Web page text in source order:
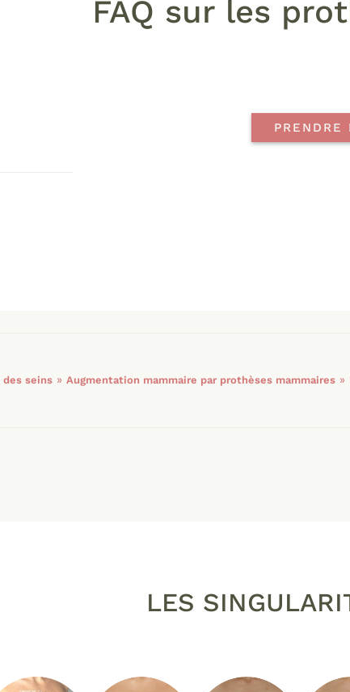
FAQ sur les
PRENDRE
des seins» Augmentation mammaire par prothèses mammaires»
LES